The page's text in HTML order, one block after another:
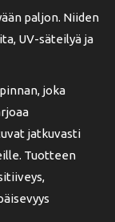
paljon. Niiden
UV-säteilyä ja
joka
jatkuvasti
Tuotteen